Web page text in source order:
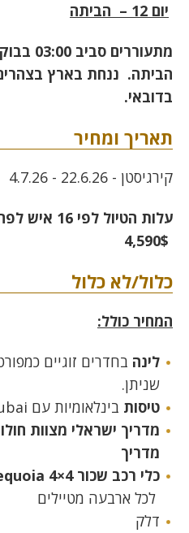
יום 12 – הביתה
הביתה. ננחת בארץ
בדובאי.
תאריך ומחיר
קירגיסטן - 22.6.26 - 4.7.26
עלות הטיול
כלול/לא כלול
המחיר כולל:
לינה בחדרים זוגיים
שניתן.
טיסות בינלאומיות עם FlyDubai במחלקת תיירים
מדריך ישראלי מצוות
מדריך
כלי רכב שכור 4×4
לכל ארבעה מטיילים
דלק